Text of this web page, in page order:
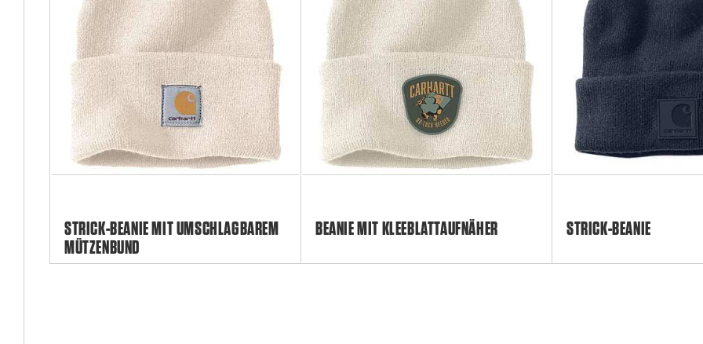
STRICK-BEANIE MIT UMSCHLAGBAREM
MÜTZENBUND
BEANIE MIT KLEEBLATTAUFNÄHER STRICK-BEANIE